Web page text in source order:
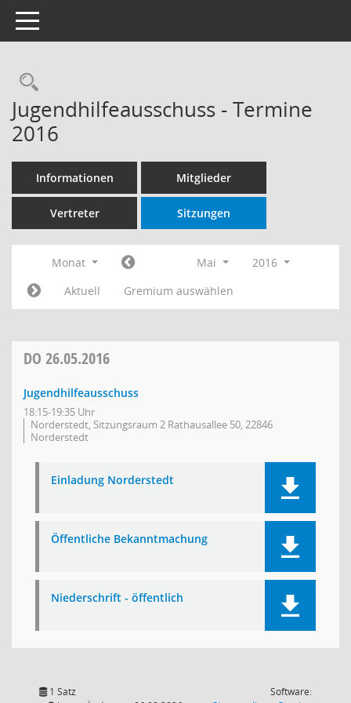
Toggle navigation
Rechercheauswahl
Jugendhilfeausschuss - Termine
2016
Informationen Mitglieder
Vertreter Sitzungen
Monat Mai
2016
Aktuell
Gremium auswählen
DO 26.05.2016
Jugendhilfeausschuss
18:15-19:35 Uhr
Norderstedt, Sitzungsraum 2 Rathausallee 50, 22846
Norderstedt
Einladung Norderstedt
Öffentliche Bekanntmachung
Niederschrift - öffentlich
1 Satz
Software: